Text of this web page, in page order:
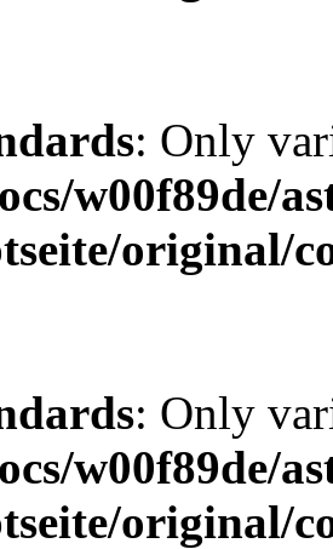
: Only
w00f89de/
original/
: Only
w00f89de/
original/